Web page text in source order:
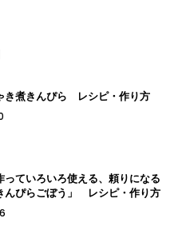
き煮きんぴら レシピ・作り方
っていろいろ使える、頼りになる
んぴらごぼう」 レシピ・作り方